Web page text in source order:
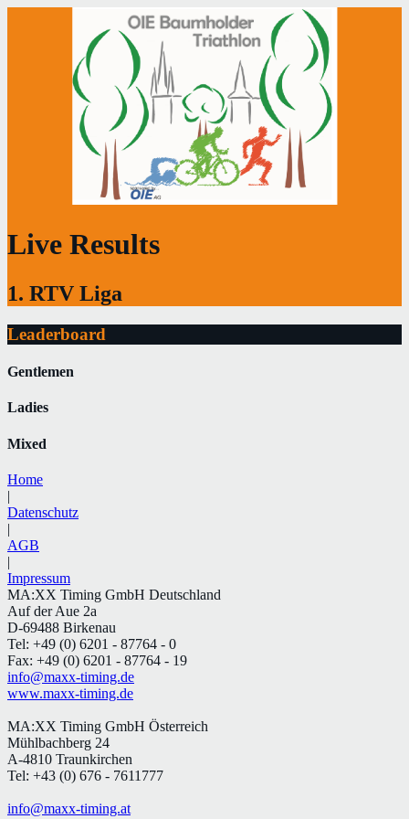
Live Results
1. RTV Liga
Leaderboard
Gentlemen
Ladies
Mixed
Home
|
Datenschutz
|
AGB
|
Impressum
MA:XX Timing GmbH Deutschland
Auf der Aue 2a
D-69488 Birkenau
Tel: +49 (0) 6201 - 87764 - 0
Fax: +49 (0) 6201 - 87764 - 19
info@maxx-timing.de
www.maxx-timing.de
MA:XX Timing GmbH Österreich
Mühlbachberg 24
A-4810 Traunkirchen
Tel: +43 (0) 676 - 7611777
info@maxx-timing.at